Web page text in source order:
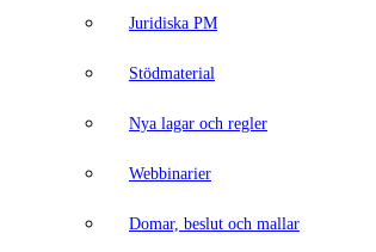
Juridiska PM
Stödmaterial
Nya lagar och regler
Webbinarier
Domar, beslut och mallar